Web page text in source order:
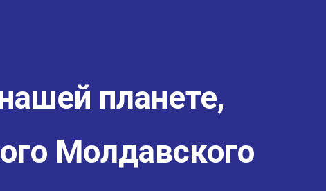
планете,
Молдавского